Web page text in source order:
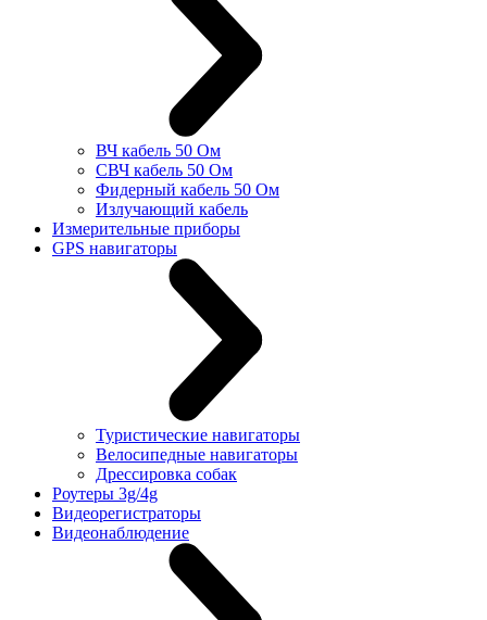
ВЧ кабель 50 Ом
СВЧ кабель 50 Ом
Фидерный кабель 50 Ом
Излучающий кабель
Измерительные приборы
GPS навигаторы
Туристические навигаторы
Велосипедные навигаторы
Дрессировка собак
Роутеры 3g/4g
Видеорегистраторы
Видеонаблюдение